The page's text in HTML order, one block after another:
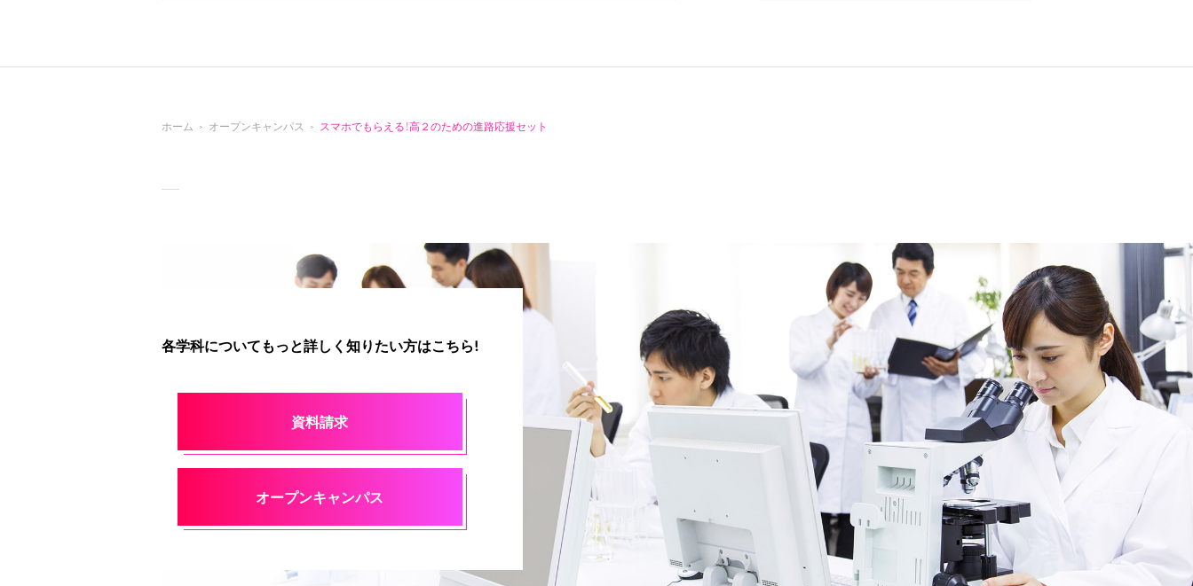
ホーム オープンキャンパス スマホでもらえる！高２のための進路応援セット
各学科についてもっと詳しく知りたい方はこちら!
資料請求
オープンキャンパス